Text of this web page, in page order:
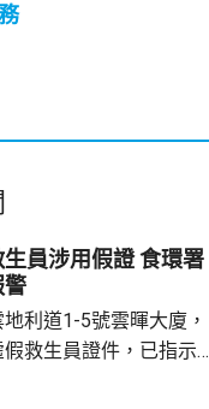
涉用假證 食環署
警
利道1-5號雲暉大廈，
救生員證件，已指示泳